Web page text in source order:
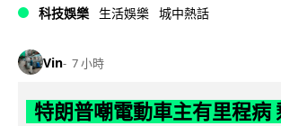
科技娛樂 生活娛樂 城中熱話
Vin 7 小時
特朗普嘲電動車主有里程病